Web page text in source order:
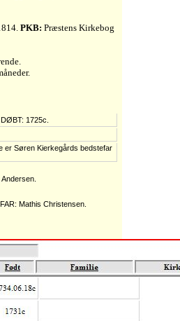
PKB: Præstens Kirkebog
1725c.
er Søren Kierkegårds bedstefar
Mathis Christensen.